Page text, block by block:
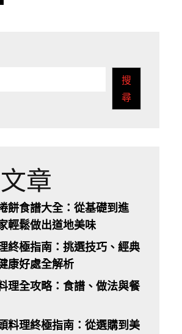
搜
尋
章
餅食譜大全：從基礎到進
輕鬆做出道地美味
終極指南：挑選技巧、經典
康好處全解析
理全攻略：食譜、做法與餐
料理終極指南：從選購到美